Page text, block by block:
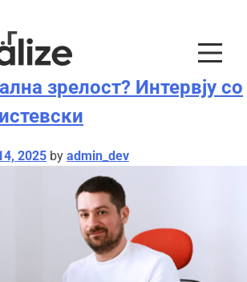
зрелост? Интервју со
2025 by admin_dev